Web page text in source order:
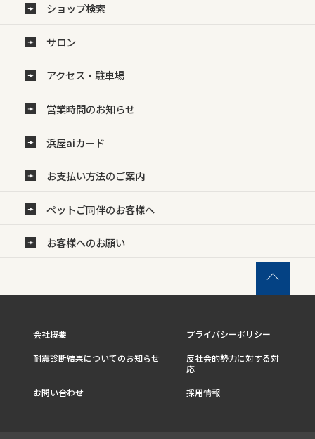
ショップ検索
サロン
アクセス・駐車場
営業時間のお知らせ
浜屋aiカード
お支払い方法のご案内
ペットご同伴のお客様へ
お客様へのお願い
会社概要
プライバシーポリシー
耐震診断結果についてのお知らせ
反社会的勢力に対する対
応
お問い合わせ
採用情報